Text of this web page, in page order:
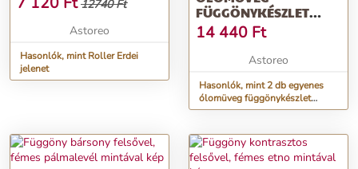
12740 Ft
Astoreo
Hasonlók, mint Roller Erdei
jelenet
FÜGGÖNYKÉSZLET
MIMÓZAHÍMZÉSSEL
14 440 Ft
Astoreo
Hasonlók, mint 2 db egyenes
ólomüveg függönykészlet
mimózahímzéssel